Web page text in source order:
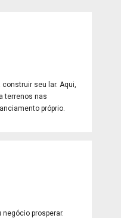
seu lar. Aqui,
terrenos nas
próprio.
prosperar.